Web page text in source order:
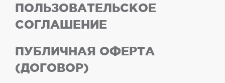
ПОЛЬЗОВАТЕЛЬСКОЕ
СОГЛАШЕНИЕ
ПУБЛИЧНАЯ ОФЕРТА
(ДОГОВОР)